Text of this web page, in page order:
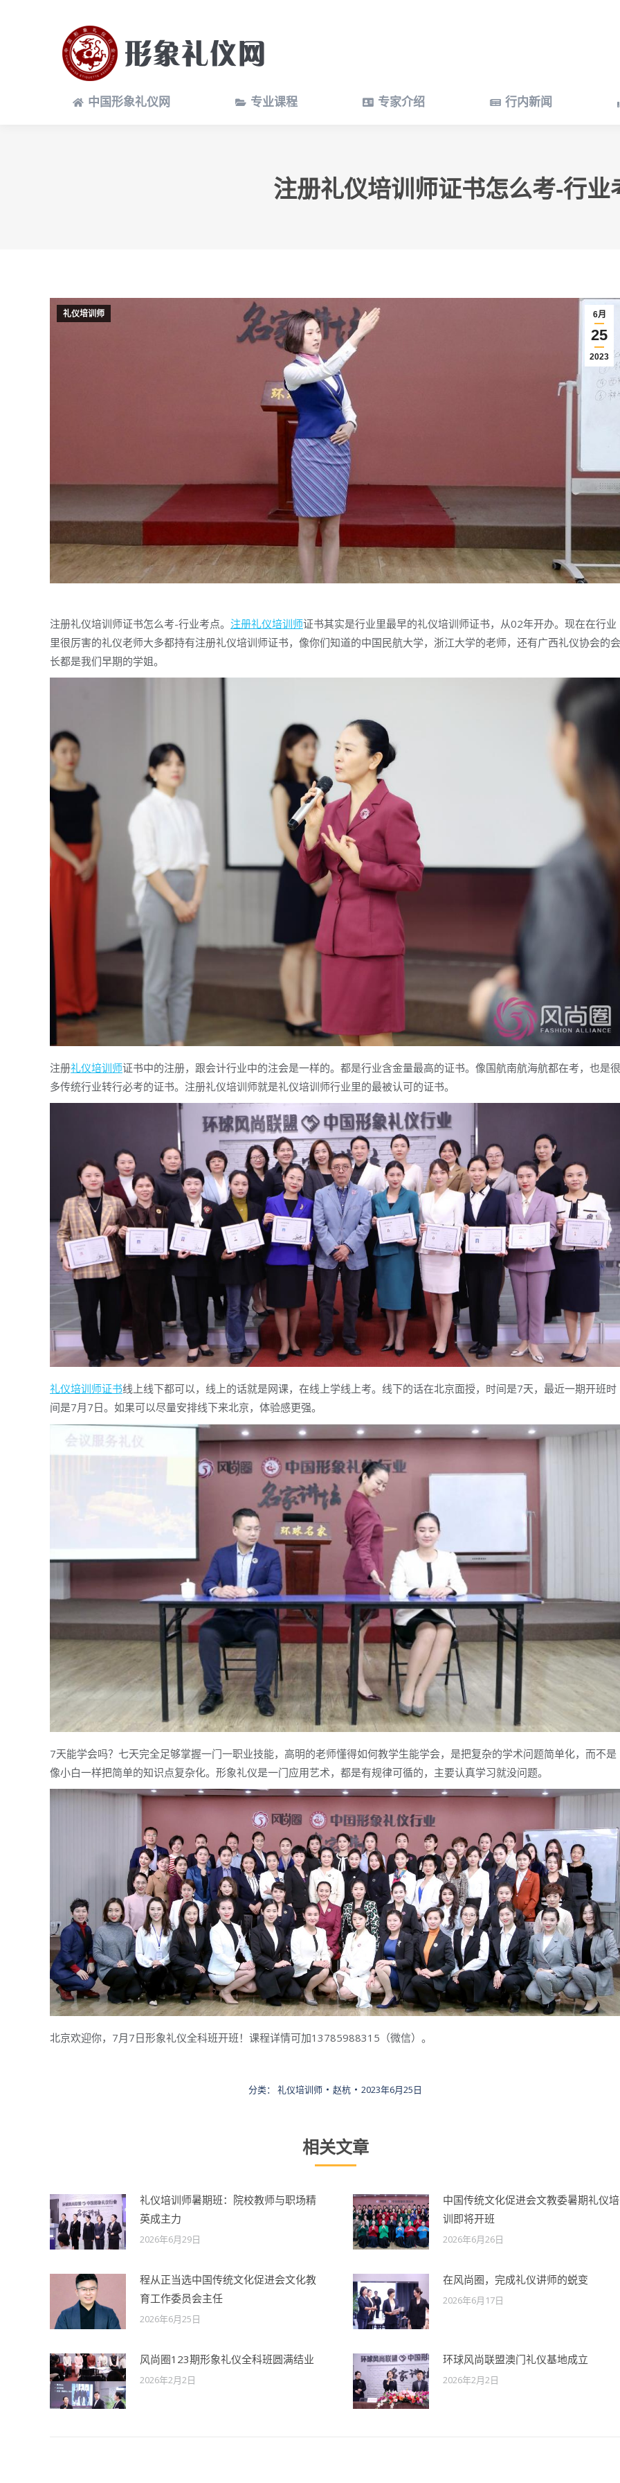
中国形象礼仪网 专业课程 专家介绍 行内新闻
注册礼仪培训师证书怎么考-行业
6月
25
2023
礼仪培训师
注册礼仪培训师证书怎么考-行业考点。 注册礼仪培训师证书其实是行业里最早的礼仪培训师证书，从02年开办。现在在行业
里很厉害的礼仪老师大多都持有注册礼仪培训师证书，像你们知道的中国民航大学，浙江大学的老师，还有广西礼仪协会的会
长都是我们早期的学姐。
注册礼仪培训师证书中的注册，跟会计行业中的注会是一样的。都是行业含金量最高的证书。像国航南航海航都在考，也是很
多传统行业转行必考的证书。注册礼仪培训师就是礼仪培训师行业里的最被认可的证书。
礼仪培训师证书线上线下都可以，线上的话就是网课，在线上学线上考。线下的话在北京面授，时间是7天，最近一期开班时
间是7月7日。如果可以尽量安排线下来北京，体验感更强。
7天能学会吗？七天完全足够掌握一门一职业技能，高明的老师懂得如何教学生能学会，是把复杂的学术问题简单化，而不是
像小白一样把简单的知识点复杂化。形象礼仪是一门应用艺术，都是有规律可循的，主要认真学习就没问题。
北京欢迎你，7月7日形象礼仪全科班开班！课程详情可加13785988315（微信）。
分类： 礼仪培训师 赵杭 2023年6月25日
相关文章
礼仪培训师暑期班：院校教师与职场精
英成主力
2026年6月29日
中国传统文化促进会文教委暑期礼仪培
训即将开班
2026年6月26日
程从正当选中国传统文化促进会文化教
育工作委员会主任
2026年6月25日
在风尚圈，完成礼仪讲师的蜕变
2026年6月17日
风尚圈123期形象礼仪全科班圆满结业
2026年2月2日
环球风尚联盟澳门礼仪基地成立
2026年2月2日
中国形象礼仪网